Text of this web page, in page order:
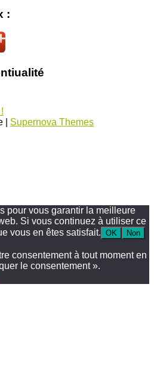
:
Supernova Themes
pour vous garantir la meilleure
Si vous continuez à utiliser ce
vous en êtes satisfait. OK Non
consentement à tout moment en
le consentement ».